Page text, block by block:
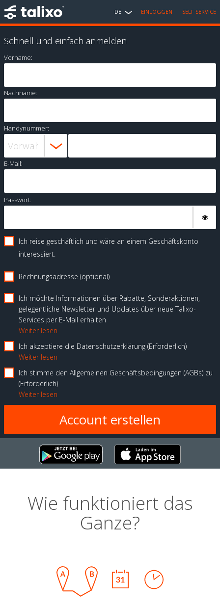
DE EINLOGGEN SELF SERVICE
Schnell und einfach anmelden
Vorname:
Nachname:
Handynummer:
E-Mail:
Passwort:
Ich reise geschäftlich und wäre an einem Geschäftskonto
interessiert.
Rechnungsadresse (optional)
Ich möchte Informationen über Rabatte, Sonderaktionen,
gelegentliche Newsletter und Updates über neue Talixo-
Services per E-Mail erhalten
Weiter lesen
Ich akzeptiere die Datenschutzerklärung Erforderlich
Weiter lesen
Ich stimme den Allgemeinen Geschäftsbedingungen (AGBs) zu
Erforderlich
Weiter lesen
Wie funktioniert das
Ganze?